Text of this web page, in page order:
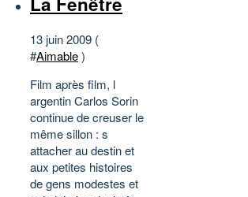
13 juin 2009 (
#Aimable)
Film après film, l
argentin Carlos Sorin
continue de creuser le
même sillon : s
attacher au destin et
aux petites histoires
de gens modestes et